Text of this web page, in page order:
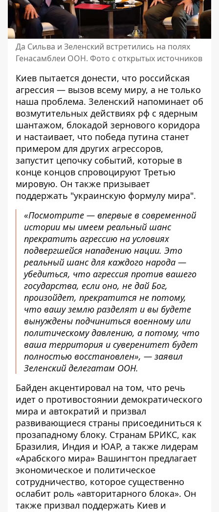
Да Сильва и Зеленский встретились на полях
Генасамблеи ООН. Фото с открытых источников
Киев пытается донести, что российская
агрессия — вызов всему миру, а не только
наша проблема. Зеленский напоминает об
возмутительных действиях рф с ядерным
шантажом, блокадой зернового коридора
и настаивает, что победа путина станет
примером для других агрессоров,
запустит цепочку событий, которые в
конце концов спровоцируют Третью
мировую. Он также призывает
поддержать "украинскую формулу мира".
«Посмотрите — впервые в современной
истории мы имеем реальный шанс
прекратить агрессию на условиях
подвергшейся нападению нации. Это
реальный шанс для каждого народа —
убедиться, что агрессия против вашего
государства, если оно, не дай Бог,
произойдет, прекратится не потому,
что вашу землю разделят и вы будете
вынуждены подчиниться военному или
политическому давлению, а потому, что
ваша территория и суверенитет будет
полностью восстановлен», — заявил
Зеленский делегатам ООН.
Байден акцентировал на том, что речь
идет о противостоянии демократического
мира и автократий и призвал
развивающиеся страны присоединиться к
прозападному блоку. Странам БРИКС, как
Бразилия, Индия и ЮАР, а также лидерам
«Арабского мира» Вашингтон предлагает
экономическое и политическое
сотрудничество, которое существенно
ослабит роль «авторитарного блока». Он
также призвал поддержать Киев и